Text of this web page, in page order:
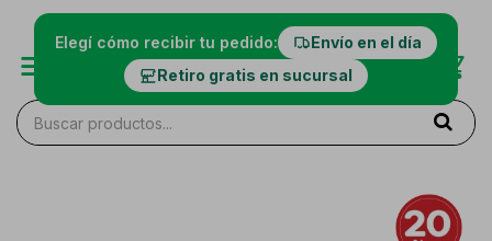
Elegí cómo recibir tu pedido:
Envío en el día
Retiro gratis en sucursal